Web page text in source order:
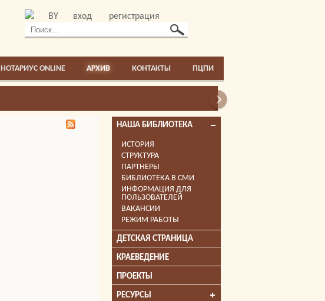
BY вход регистрация
НОТАРИУС ONLINE АРХИВ КОНТАКТЫ ПЦПИ
НАША БИБЛИОТЕКА
ИСТОРИЯ
СТРУКТУРА
ПАРТНЕРЫ
БИБЛИОТЕКА В СМИ
ИНФОРМАЦИЯ ДЛЯ
ПОЛЬЗОВАТЕЛЕЙ
ВАКАНСИИ
РЕЖИМ РАБОТЫ
ДЕТСКАЯ СТРАНИЦА
КРАЕВЕДЕНИЕ
ПРОЕКТЫ
РЕСУРСЫ